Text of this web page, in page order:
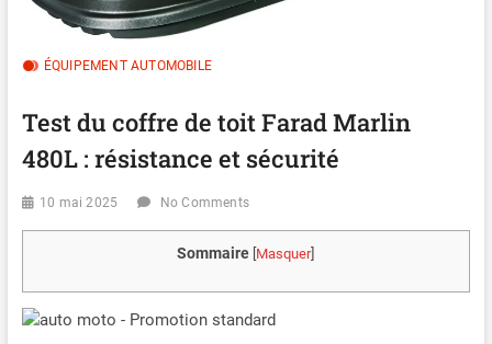
ÉQUIPEMENT AUTOMOBILE
Test du coffre de toit Farad Marlin
480L : résistance et sécurité
10 mai 2025 No Comments
Sommaire Masquer]